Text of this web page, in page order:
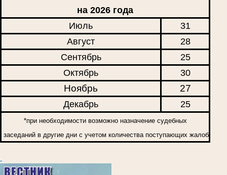
на 2026 года
Июль
31
Август
28
Сентябрь
25
Октябрь
30
Ноябрь 27
Декабрь 25
*при необходимости возможно назначение судебных
заседаний в другие дни с учетом количества поступающих жалоб